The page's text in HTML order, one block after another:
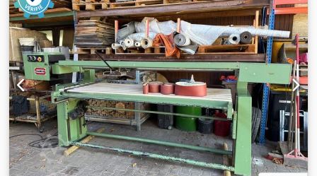
Ejfx Albewa Diamètre de course des mors : 16 Course du
piston : 35 Diamètre de serrage max. : 610 Diamètre de
serrage min. : 152 Force d'entrée maximale admissible : 82
(8362) Force de serrage statique maximale : 273 (27838)
Vitesse max. (tr/min) : 1760 Poids : 223 Moment d'inertie :
12,2 Pression hydraulique max. : 3,2 (32,6) Vérin
hydraulique (exploitation) : Y-2035R(RE) Mors durs de
travail : HB18B2 Modèle KITAGAWA : N-24